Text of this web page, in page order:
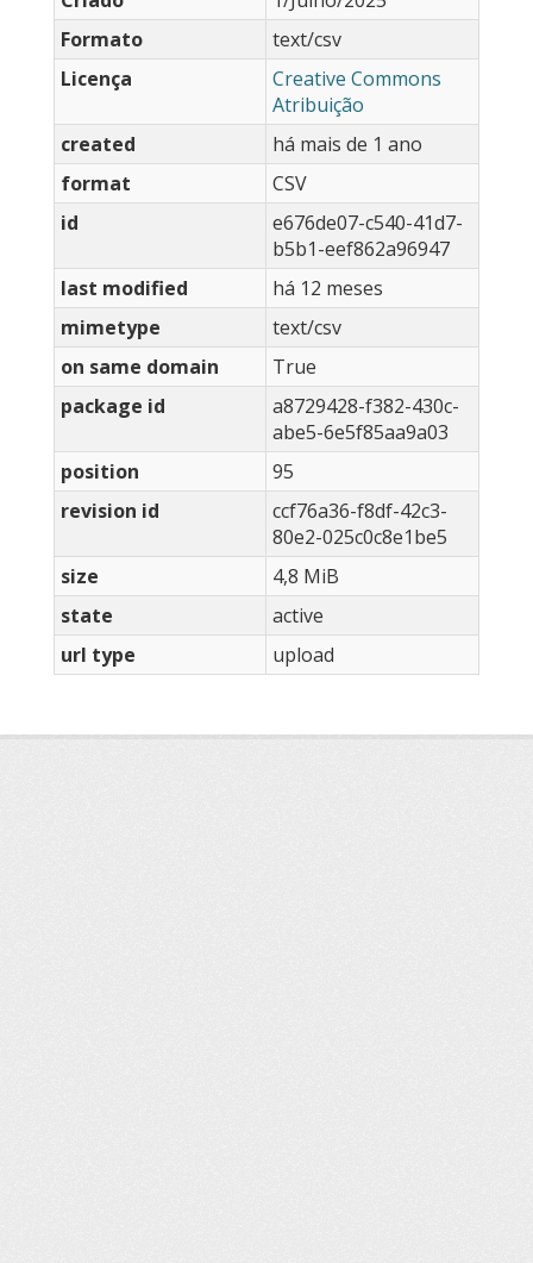
Formato
text/csv
Licença
Creative Commons
Atribuição
created
há mais de 1 ano
format
CSV
id
e676de07-c540-41d7-
b5b1-eef862a96947
last modified
há 12 meses
mimetype
text/csv
on same domain
True
package id
a8729428-f382-430c-
abe5-6e5f85aa9a03
position
95
revision id
ccf76a36-f8df-42c3-
80e2-025c0c8e1be5
size
4,8 MiB
state
active
url type
upload